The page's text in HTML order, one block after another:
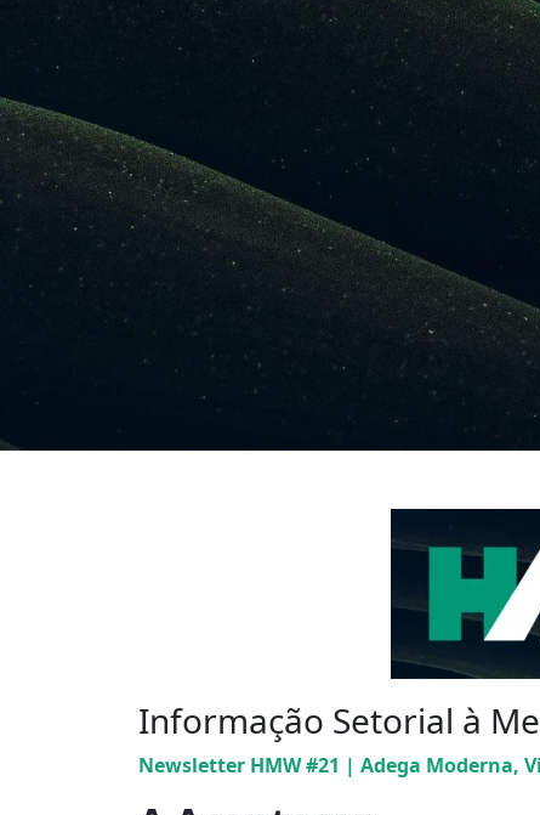
Informação Setorial à
Newsletter HMW #21 | Adega Moderna,